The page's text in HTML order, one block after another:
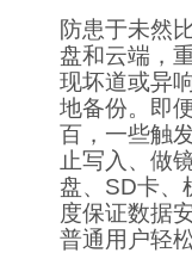
防患于未然
盘和云端，
现坏道或异
地备份。即
百，一些触
止写入、做
盘、SD卡、
度保证数据
普通用户轻